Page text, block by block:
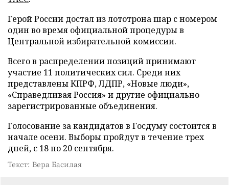
Герой России достал из лототрона шар с номером
один во время официальной процедуры в
Центральной избирательной комиссии.
Всего в распределении позиций принимают
участие 11 политических сил. Среди них
представлены КПРФ, ЛДПР, «Новые люди»,
«Справедливая Россия» и другие официально
зарегистрированные объединения.
Голосование за кандидатов в Госдуму состоится в
начале осени. Выборы пройдут в течение трех
дней, с 18 по 20 сентября.
Текст: Вера Басилая